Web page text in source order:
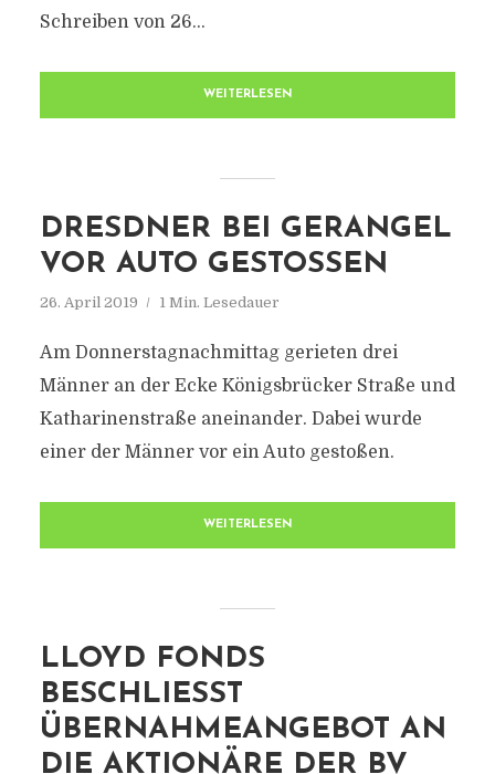
Schreiben von 26...
WEITERLESEN
DRESDNER BEI GERANGEL
VOR AUTO GESTOSSEN
26. April 2019 1 Min. Lesedauer
Am Donnerstagnachmittag gerieten drei
Männer an der Ecke Königsbrücker Straße und
Katharinenstraße aneinander. Dabei wurde
einer der Männer vor ein Auto gestoßen.
WEITERLESEN
LLOYD FONDS
BESCHLIESST Ü
BERNAHMEANGEBOT AN D
IE AKTIONÄRE DER BV H